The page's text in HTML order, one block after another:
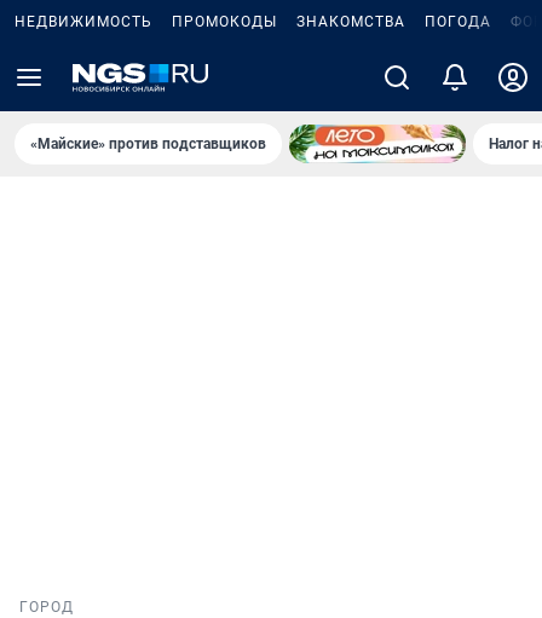
НЕДВИЖИМОСТЬ ПРОМОКОДЫ ЗНАКОМСТВА ПОГОДА
«Майские» против подставщиков Налог
ГОРОД